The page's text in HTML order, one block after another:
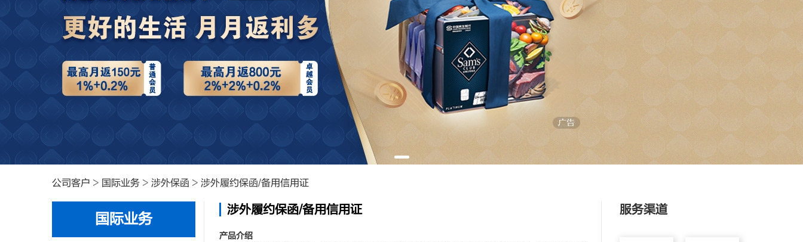
公司客户 > 国际业务 > 涉外保函 > 涉外履约保函/备用信用证
国际业务
涉外履约保函/备用信用证
产品介绍
服务渠道